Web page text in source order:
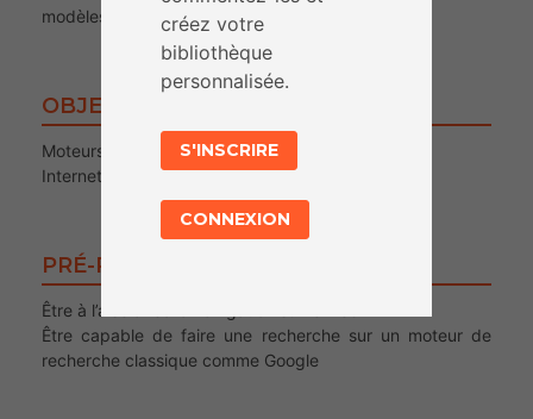
modèles, leur fonctionnements etc…
OBJECTIFS
Moteurs de recherche
Internet
PRÉ-REQUIS POUR LE PUBLIC
Être à l’aise avec la navigation sur le web
Être capable de faire une recherche sur un moteur de
recherche classique comme Google
créez votre
bibliothèque
personnalisée.
S'INSCRIRE
CONNEXION